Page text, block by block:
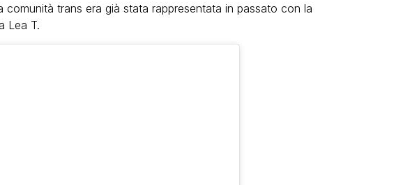
comunità trans era già stata rappresentata in passato con la
Lea T.